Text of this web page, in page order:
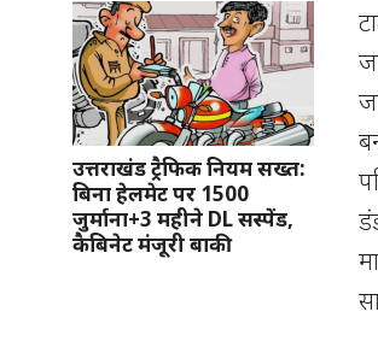
उत्तराखंड ट्रैफिक नियम सख्त:
बिना हेलमेट पर 1500
जुर्माना+3 महीने DL सस्पेंड,
कैबिनेट मंजूरी बाकी